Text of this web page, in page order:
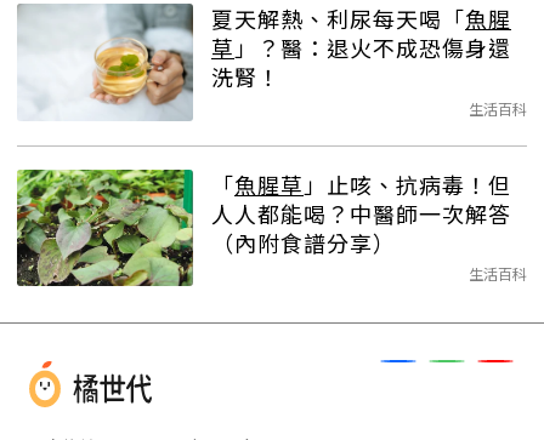
夏天解熱、利尿每天喝「魚腥
草 」？醫：退火不成恐傷身還
洗腎！
生活百科
「魚腥草 」止咳、抗病毒！但
人人都能喝？中醫師一次解答
（內附食譜分享）
生活百科